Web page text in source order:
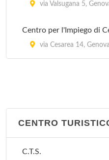
Stazione Nervi
via Valsugana 5,
Centro per l'Impiego di
via Cesarea 14, Genova
CENTRO
C.T.S.